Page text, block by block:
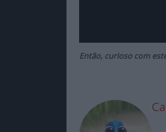
Então, curioso com